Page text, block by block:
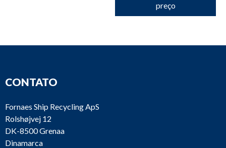
preço
CONTATO
Fornaes Ship Recycling ApS
Rolshøjvej 12
DK-8500 Grenaa
Dinamarca